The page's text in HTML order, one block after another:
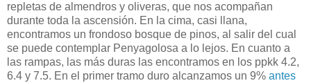
repletas de almendros y oliveras, que nos acompañan
durante toda la ascensión. En la cima, casi llana,
encontramos un frondoso bosque de pinos, al salir del cual
se puede contemplar Penyagolosa a lo lejos. En cuanto a
las rampas, las más duras las encontramos en los ppkk 4.2,
6.4 y 7.5. En el primer tramo duro alcanzamos un 9% antes